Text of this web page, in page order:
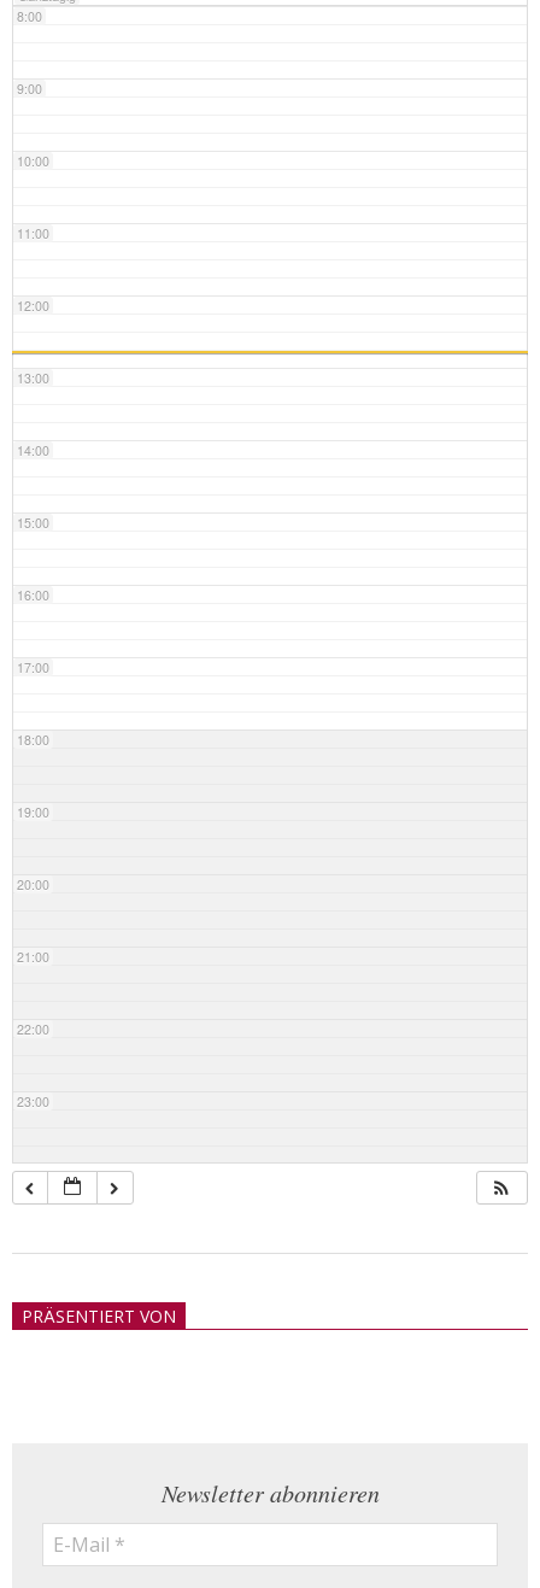
8:00
9:00
10:00
11:00
12:00
13:00
14:00
15:00
16:00
17:00
18:00
19:00
20:00
21:00
22:00
23:00
21PRÄSENTIERT VON
Newsletter abonnieren